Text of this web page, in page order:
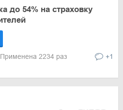
до 54% на страховку
Применена 2234 раз +1